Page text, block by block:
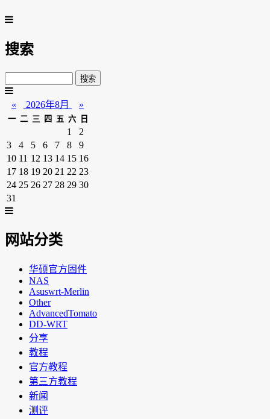
搜索
« 2026年8月 »
一 二 三 四 五 六 日
1
2
3
4 5 6 7 8
9
10 11 12 13 14 15 16
17 18 19 20 21 22 23
24 25 26 27 28 29 30
31
网站分类
华硕官方固件
NAS
Asuswrt-Merlin
Other
AdvancedTomato
DD-WRT
分享
教程
官方教程
第三方教程
新闻
测评